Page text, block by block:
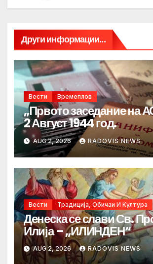
Други информации...
Вести Времеплов
„Првото заседание на
2 Август 1944 год.
AUG 2, 2026 RADOVIS NEWS
Вести Традиција, Обичаи И Култура
Денеска се слави Св.
Илија – „ИЛИНДЕН“
AUG 2, 2026 RADOVIS NEWS